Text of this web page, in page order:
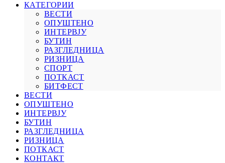
КАТЕГОРИИ
ВЕСТИ
ОПУШТЕНО
ИНТЕРВЈУ
БУТИН
РАЗГЛЕДНИЦА
РИЗНИЦА
СПОРТ
ПОТКАСТ
БИТФЕСТ
ВЕСТИ
ОПУШТЕНО
ИНТЕРВЈУ
БУТИН
РАЗГЛЕДНИЦА
РИЗНИЦА
ПОТКАСТ
КОНТАКТ